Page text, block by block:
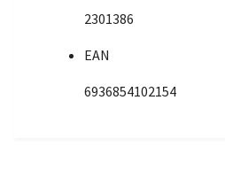
2301386
EAN
6936854102154